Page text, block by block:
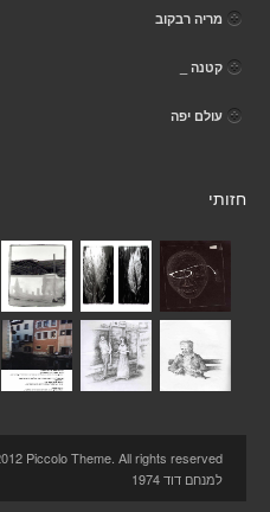
מריה רבקוב
קטנה _
עולם יפה
חזותי
למנחם דוד 1974